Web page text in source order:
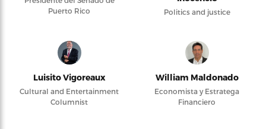
Puerto Rico
Politics and justice
Luisito Vigoreaux
Cultural and Entertainment
Columnist
William Maldonado
Economista y Estratega
Financiero